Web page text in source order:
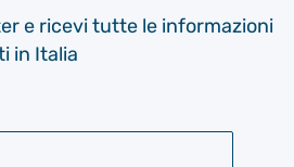
e ricevi tutte le informazioni
in Italia